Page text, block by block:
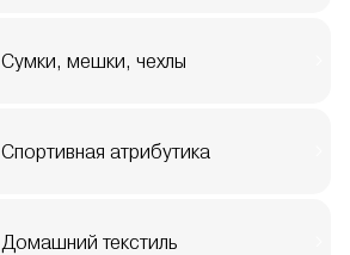
Сумки, мешки, чехлы
Спортивная атрибутика
Домашний текстиль